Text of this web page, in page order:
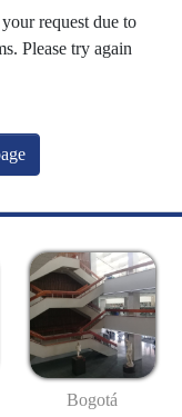
request due to
Please try again
Bogotá